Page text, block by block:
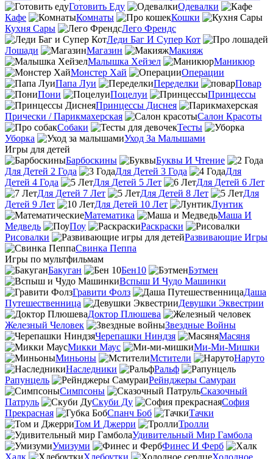
Готовить Еду
Одевалки
Кафе
Комнаты
Кошки
Кухня Сары
Лего Френдс
Леди Баг И Супер Кот
Лошади
Магазин
Макияж
Малышка Хейзел
Маникюр
Монстер Хай
Операции
Папа Луи
Переделки
Повар
Пони
Поцелуи
Принцессы
Принцессы Диснея
Прически / Парикмахерская
Салон Красоты
Собаки
Тесты
Уборка
Уход За Малышами
Игры для детей
Барбоскины
Буквы И Чтение
Для Детей 2 Года
Для Детей 3 Года
Для
Детей 4 Года
Для Детей 5 Лет
Для Детей 6 Лет
Для Детей 7 Лет
Для Детей 8 Лет
Для
Детей 9 Лет
Для Детей 10 Лет
Лунтик
Математика
Маша И
Медведь
Поу
Раскраски
Рисовалки
Развивающие Игры
Свинка Пеппа
Игры по мультфильмам
Бакуган
Бен10
Бэтмен
Вспыш И Чудо Машинки
Гравити Фолз
Даша
Путешественница
Девушки Эквестрии
Доктор Плюшева
Железный Человек
Звездные Войны
Черепашки Ниндзя
Масяня
Микки Маус
Ми-Ми-Мишки
Миньоны
Мстители
Наруто
Наследники
Ральф
Рапунцель
Рейнджеры Самураи
Симпсоны
Сказочный
Патруль
Скуби Ду
София
Прекрасная
Спанч Боб
Тачки
Том И Джерри
Тролли
Удивительный Мир Гамбола
Умизуми
Финес И Ферб
Халк
Хлебоутки
Холодное